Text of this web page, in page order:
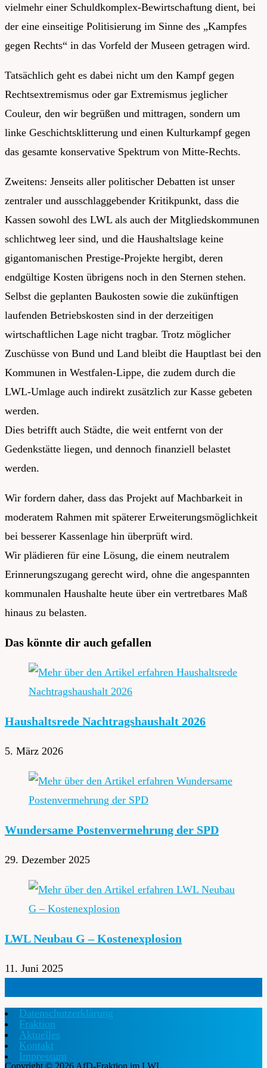
vielmehr einer Schuldkomplex-Bewirtschaftung dient, bei
der eine einseitige Politisierung im Sinne des „Kampfes
gegen Rechts“ in das Vorfeld der Museen getragen wird.
Tatsächlich geht es dabei nicht um den Kampf gegen
Rechtsextremismus oder gar Extremismus jeglicher
Couleur, den wir begrüßen und mittragen, sondern um
linke Geschichtsklitterung und einen Kulturkampf gegen
das gesamte konservative Spektrum von Mitte-Rechts.
Zweitens: Jenseits aller politischer Debatten ist unser
zentraler und ausschlaggebender Kritikpunkt, dass die
Kassen sowohl des LWL als auch der Mitgliedskommunen
schlichtweg leer sind, und die Haushaltslage keine
gigantomanischen Prestige-Projekte hergibt, deren
endgültige Kosten übrigens noch in den Sternen stehen.
Selbst die geplanten Baukosten sowie die zukünftigen
laufenden Betriebskosten sind in der derzeitigen
wirtschaftlichen Lage nicht tragbar. Trotz möglicher
Zuschüsse von Bund und Land bleibt die Hauptlast bei den
Kommunen in Westfalen-Lippe, die zudem durch die
LWL-Umlage auch indirekt zusätzlich zur Kasse gebeten
werden.
Dies betrifft auch Städte, die weit entfernt von der
Gedenkstätte liegen, und dennoch finanziell belastet
werden.
Wir fordern daher, dass das Projekt auf Machbarkeit in
moderatem Rahmen mit späterer Erweiterungsmöglichkeit
bei besserer Kassenlage hin überprüft wird.
Wir plädieren für eine Lösung, die einem neutralem
Erinnerungszugang gerecht wird, ohne die angespannten
kommunalen Haushalte heute über ein vertretbares Maß
hinaus zu belasten.
Das könnte dir auch gefallen
Haushaltsrede Nachtragshaushalt 2026
5. März 2026
Wundersame Postenvermehrung der SPD
29. Dezember 2025
LWL Neubau G – Kostenexplosion
11. Juni 2025
Datenschutzerklärung
Fraktion
Aktuelles
Kontakt
Impressum
Copyright © 2026 AfD-Fraktion im LWL